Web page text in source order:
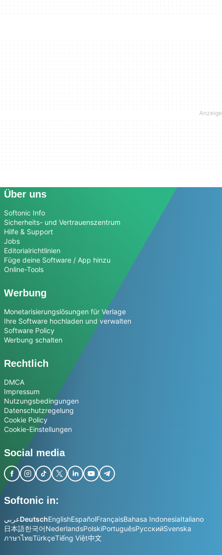
Über uns
Softonic Info
Sicherheits- und Vertrauenszentrum
Hilfe & Support
Jobs
Editorialrichtlinien
Füge deine Software / App hinzu
Online-Tools
Werbung
Monetarisierungslösungen für Verlage
Ihre Software hochladen und verwalten
Software Policy
Werbung schalten
Rechtlich
DMCA
Impressum
Nutzungsbedingungen
Datenschutzregelung
Cookie Policy
Cookie-Einstellungen
Social media
Softonic in:
عربيDeutschEnglishEspañolFrançaisBahasa IndonesiaItaliano
日本語한국어NederlandsPolskiPortuguêsРусскийSvenska
ภาษาไทยTürkçeTiếng Việt中文